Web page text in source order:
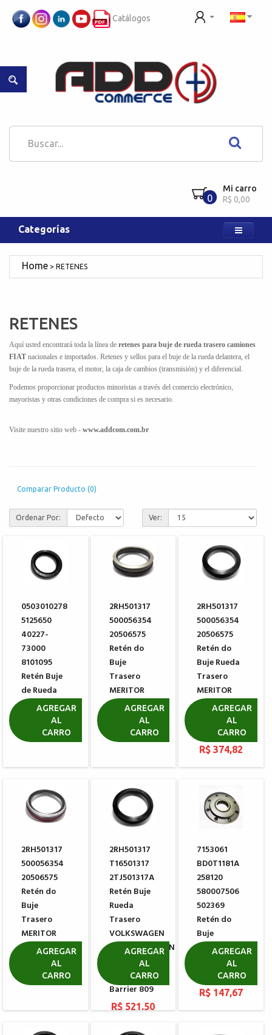
Catálogos
0
Mi carro
R$ 0,00
Categorías
RETENES
RETENES
Aquí usted encontrará toda la línea de retenes para buje de rueda trasero camiones
FIAT nacionales e importados. Retenes y sellos para el buje de la rueda delantera, el
buje de la rueda trasera, el motor, la caja de cambios (transmisión) y el diferencial.
Podemos proporcionar productos minoristas a través del comercio electrónico,
mayoristas y otras condiciones de compra si es necesario.
Visite nuestro sitio web - www.addcom.com.br
Comparar Producto (0)
Ordenar Por: Ver:
0503010278
5125650
40227-
73000
8101095
Retén Buje
de Rueda
CARRARO
R$ 9,26
AGREGAR
AL
CARRO
2RH501317
500056354
20506575
Retén do
Buje
Trasero
MERITOR
Plus 104182
R$ 285,05
AGREGAR
AL
CARRO
2RH501317
500056354
20506575
Retén do
Buje Rueda
Trasero
MERITOR
PREMIUM e-
Barrier 709
104182
R$ 374,82
AGREGAR
AL
CARRO
2RH501317
500056354
20506575
Retén do
Buje
Trasero
MERITOR
104182
R$ 265,35
AGREGAR
AL
CARRO
2RH501317
T16501317
2TJ501317A
Retén Buje
Rueda
Trasero
VOLKSWAGEN
CONSTELLATION
PREMIUM E-
Barrier 809
R$ 521,50
AGREGAR
AL
CARRO
7153061
BD0T1181A
258120
580007506
502369
Retén do
Buje
Trasero
FORD YALE
HYSTER
R$ 147,67
AGREGAR
AL
CARRO